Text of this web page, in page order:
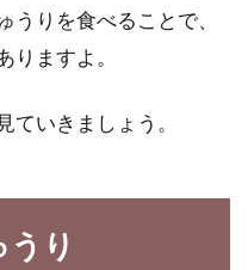
モンと鮭は違う魚だっ
みの鮭ですが、スーパーに行く
名前の鮭が売られていますね。
りを食べることで、
りますよ。
ていきましょう。
り